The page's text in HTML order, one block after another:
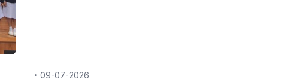
09-07-2026